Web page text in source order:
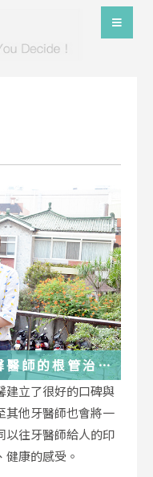
師的根管治療
建立了很好的口碑與
其他牙醫師也會將一
以往牙醫師給人的印
康的感受。